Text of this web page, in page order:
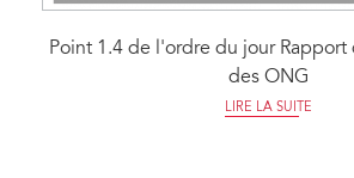
Point 1.4 de l'ordre du jour Rapport
des ONG
LIRE LA SUITE